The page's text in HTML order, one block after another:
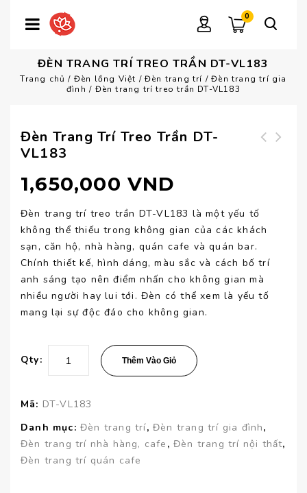
0
ĐÈN TRANG TRÍ TREO TRẦN DT-VL183
Trang chủ / Đèn lồng Việt / Đèn trang trí /Đèn trang trí gia
đình / Đèn trang trí treo trần DT-VL183
Đèn Trang Trí Treo Trần DT-
VL183
1,650,000 VND
Đèn trang trí treo trần DT-VL183 là một yếu tố
không thể thiếu trong không gian của các khách
sạn, căn hộ, nhà hàng, quán cafe và quán bar.
Chính thiết kế, hình dáng, màu sắc và cách bố trí
anh sáng tạo nên điểm nhấn cho không gian mà
nhiều người hay lui tới. Đèn có thể xem là yếu tố
mang lại sự độc đáo cho không gian.
Qty: Thêm Vào Giỏ
Mã: DT-VL183
Danh mục: Đèn trang trí,Đèn trang trí gia đình,
Đèn trang trí nhà hàng, cafe ,Đèn trang trí nội thất,
Đèn trang trí quán cafe